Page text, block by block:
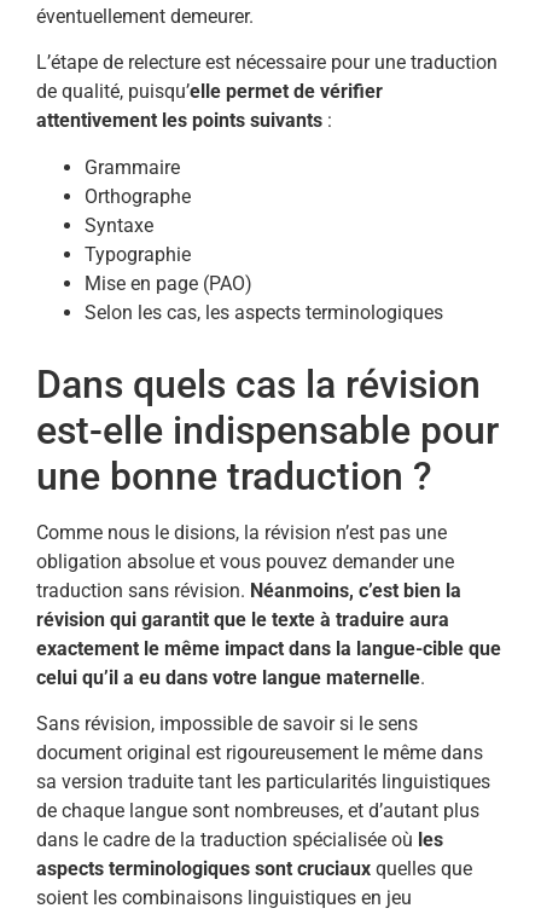
éventuellement demeurer.
L’étape de relecture est nécessaire pour une traduction
de qualité, puisqu’elle permet de vérifier
attentivement les points suivants :
Grammaire
Orthographe
Syntaxe
Typographie
Mise en page (PAO)
Selon les cas, les aspects terminologiques
Dans quels cas la révision
est-elle indispensable pour
une bonne traduction ?
Comme nous le disions, la révision n’est pas une
obligation absolue et vous pouvez demander une
traduction sans révision. Néanmoins, c’est bien la
révision qui garantit que le texte à traduire aura
exactement le même impact dans la langue-cible que
celui qu’il a eu dans votre langue maternelle.
Sans révision, impossible de savoir si le sens
document original est rigoureusement le même dans
sa version traduite tant les particularités linguistiques
de chaque langue sont nombreuses, et d’autant plus
dans le cadre de la traduction spécialisée où les
aspects terminologiques sont cruciaux quelles que
soient les combinaisons linguistiques en jeu